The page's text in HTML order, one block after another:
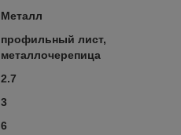
Металл
профильный лист,
металлочерепица
2.7
3
6